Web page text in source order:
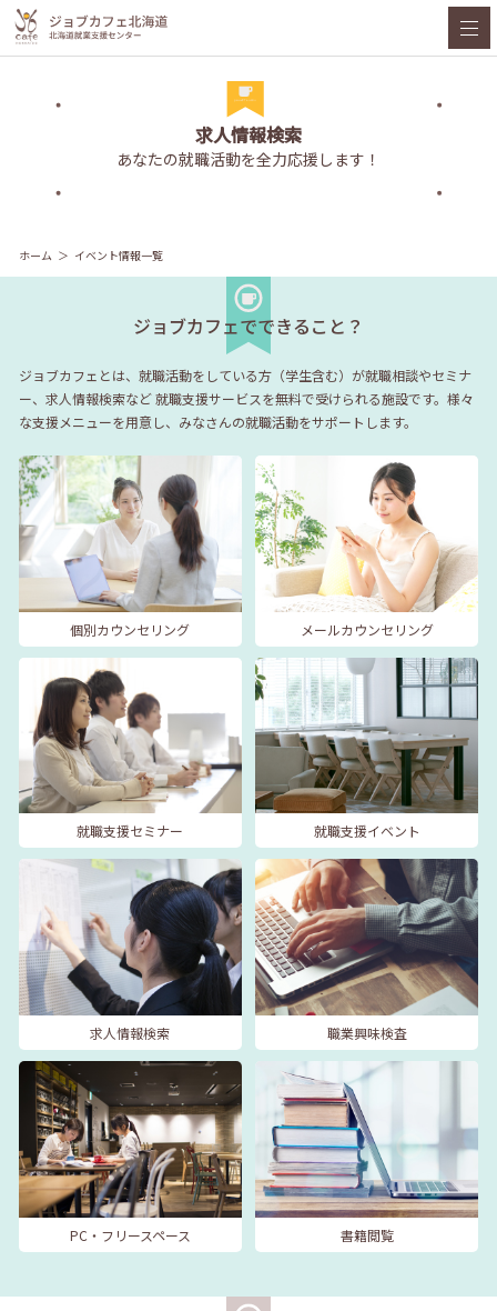
求人情報検索
あなたの就職活動を全力応援します！
ホーム イベント情報一覧
ジョブカフェでできること？
ジョブカフェとは、就職活動をしている方（学生含む）が就職相談やセミナ
ー、求人情報検索など就職支援サービスを無料で受けられる施設です。様々
な支援メニューを用意し、みなさんの就職活動をサポートします。
個別カウンセリング メールカウンセリング
就職支援セミナー 就職支援イベント
求人情報検索 職業興味検査
PC・フリースペース 書籍閲覧